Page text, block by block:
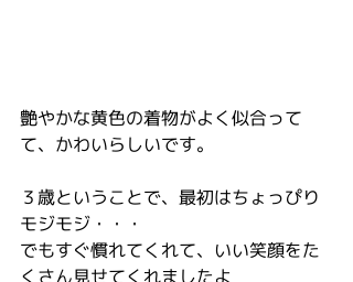
艶やかな黄色の着物がよく似合って
て、かわいらしいです。
３歳ということで、最初はちょっぴり
モジモジ・・・
でもすぐ慣れてくれて、いい笑顔をた
くさん見せてくれましたよ